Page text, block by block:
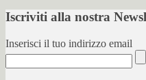
Iscriviti alla nostra
Inserisci il tuo indirizzo email